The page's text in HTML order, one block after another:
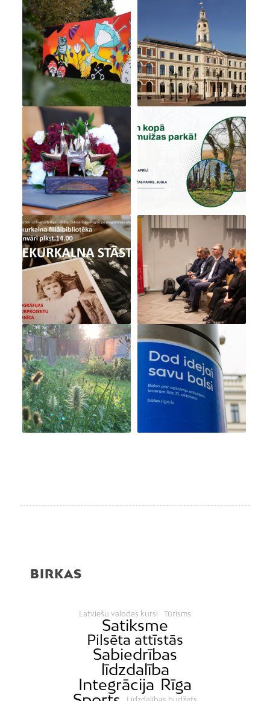
BIRKAS
Latviešu valodas kursi Tūrisms
Satiksme
Pilsēta attīstās
Sabiedrības
līdzdalība
Integrācija Rīga
Līdzdalības budžets